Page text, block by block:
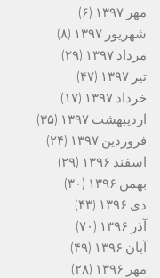
مهر ۱۳۹۷
(۶)
شهریور ۱۳۹۷
(۸)
مرداد ۱۳۹۷
(۲۹)
تیر ۱۳۹۷
(۴۷)
خرداد ۱۳۹۷
(۱۷)
اردیبهشت ۱۳۹۷
(۳۵)
فروردین ۱۳۹۷
(۲۴)
اسفند ۱۳۹۶
(۲۹)
بهمن ۱۳۹۶
(۳۰)
دی ۱۳۹۶
(۴۳)
آذر ۱۳۹۶
(۷۰)
آبان ۱۳۹۶
(۴۹)
مهر ۱۳۹۶
(۲۸)